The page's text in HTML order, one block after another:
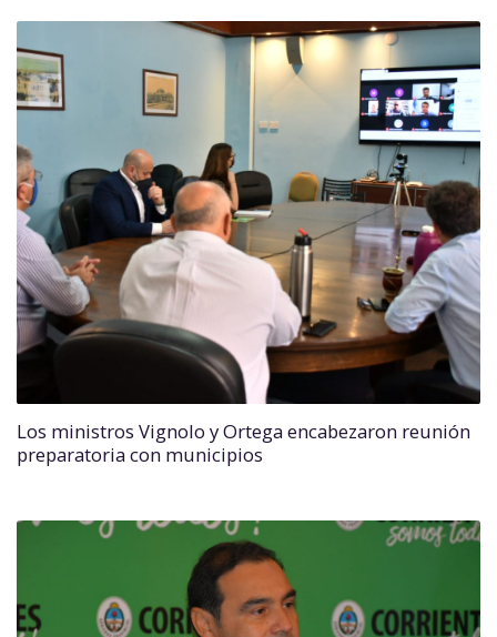
Los ministros Vignolo y Ortega encabezaron reunión
preparatoria con municipios